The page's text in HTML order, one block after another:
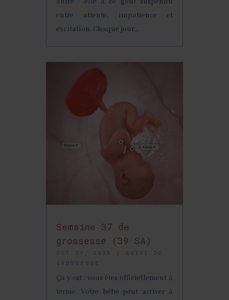
entre attente, impatience et
excitation. Chaque jour...
Semaine 37 de
grossesse (39 SA)
Ça y est : vous êtes officiellement à
terme. Votre bébé peut arriver à